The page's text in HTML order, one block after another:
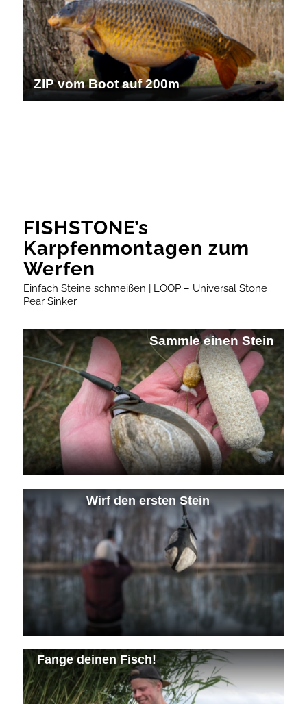
ZIP vom Boot auf 200m
FISHSTONE’s
Karpfenmontagen zum
Werfen
Einfach Steine schmeißen | LOOP – Universal Stone
Pear Sinker
Sammle einen Stein
Wirf den ersten Stein
Fange deinen Fisch!